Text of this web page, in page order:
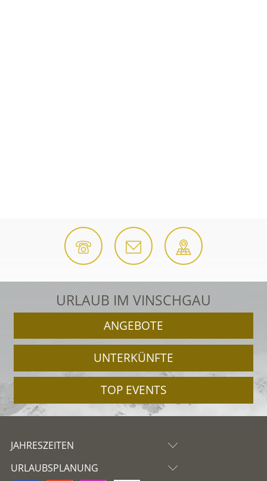
URLAUB IM VINSCHGAU
ANGEBOTE
UNTERKÜNFTE
TOP EVENTS
JAHRESZEITEN
URLAUBSPLANUNG